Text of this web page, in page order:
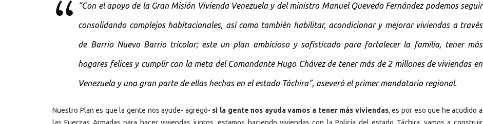
“Con el apoyo de la Gran Misión Vivienda Venezuela y del ministro Manuel Quevedo Fernández podemos seguir
consolidando complejos habitacionales, así como también habilitar, acondicionar y mejorar viviendas a través
de Barrio Nuevo Barrio tricolor; este un plan ambicioso y sofisticado para fortalecer la familia, tener más
hogares felices y cumplir con la meta del Comandante Hugo Chávez de tener más de 2 millones de viviendas en
Venezuela y una gran parte de ellas hechas en el estado Táchira”, aseveró el primer mandatario regional.
Nuestro Plan es que la gente nos ayude- agregó- si la gente nos ayuda vamos a tener más viviendas, es por eso que he acudido a